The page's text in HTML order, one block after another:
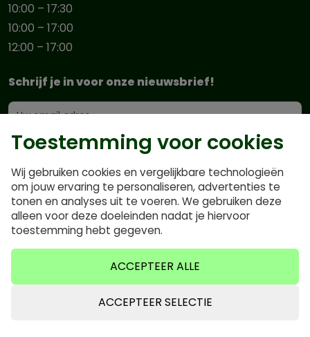
10:00 – 17:30
10:00 – 17:00
12:00 – 17:00
Schrijf je in voor onze nieuwsbrief!
Blijf op de hoogte van onze expertise en wordt
onderdeel van onze community
Klantenservice
Toestemming voor cookies
Wij gebruiken cookies en vergelijkbare technologieën
om jouw ervaring te personaliseren, advertenties te
tonen en analyses uit te voeren. We gebruiken deze
alleen voor deze doeleinden nadat je hiervoor
toestemming hebt gegeven.
ACCEPTEER ALLE
ACCEPTEER SELECTIE